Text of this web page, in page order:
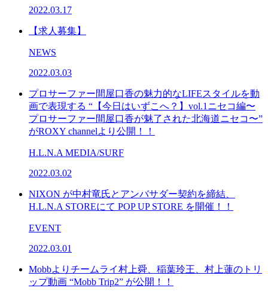
2022.03.17
【求人募集】
NEWS
2022.03.03
プロサーファー間屋口香の魅力的なLIFEスタイルを動
画で表現する “【今日はいずこへ？】vol.1ニセコ編〜
プロサーファー間屋口香が魅了された北海道ニセコ〜”
がROXY channelより公開！！
H.L.N.A MEDIA/SURF
2022.03.02
NIXON が中村竜氏とアンバサダー契約を締結、
H.L.N.A STOREにて POP UP STORE を開催！！
EVENT
2022.03.01
Mobbよりチームライ村上舜、稲葉玲王、村上蓮のトリ
ップ動画 “Mobb Trip2” が公開！！